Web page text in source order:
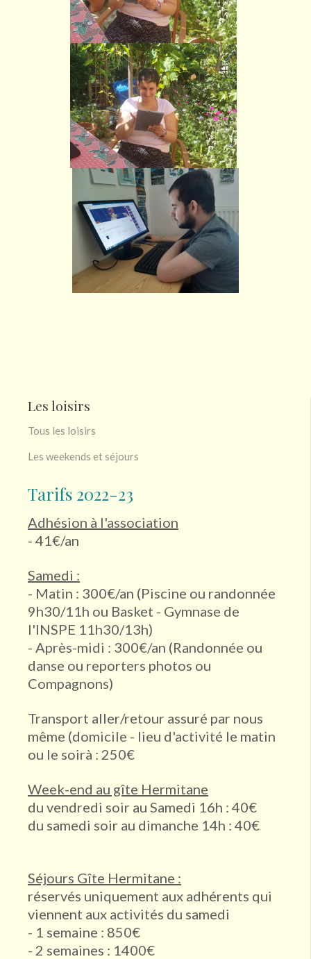
Les loisirs
Tous les loisirs
Les weekends et séjours
Tarifs 2022-23
Adhésion à l'association
- 41€/an
Samedi :
- Matin : 300€/an (Piscine ou randonnée
9h30/11h ou Basket - Gymnase de
l'INSPE 11h30/13h)
- Après-midi : 300€/an (Randonnée ou
danse ou reporters photos ou
Compagnons)
Transport aller/retour assuré par nous
même (domicile - lieu d'activité le matin
ou le soirà : 250€
Week-end au gîte Hermitane
du vendredi soir au Samedi 16h : 40€
du samedi soir au dimanche 14h : 40€
Séjours Gîte Hermitane :
réservés uniquement aux adhérents qui
viennent aux activités du samedi
- 1 semaine : 850€
- 2 semaines : 1400€